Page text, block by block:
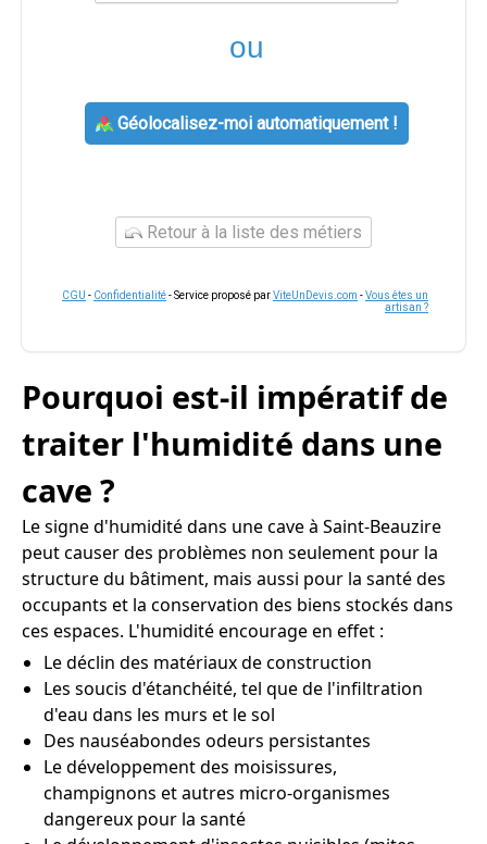
ou
Géolocalisez-moi automatiquement !
Retour à la liste des métiers
CGU - Confidentialité- Service proposé parViteUnDevis.com -Vous êtes un
artisan ?
Pourquoi est-il impératif de
traiter l'humidité dans une
cave ?
Le signe d'humidité dans une cave à Saint-Beauzire
peut causer des problèmes non seulement pour la
structure du bâtiment, mais aussi pour la santé des
occupants et la conservation des biens stockés dans
ces espaces. L'humidité encourage en effet :
Le déclin des matériaux de construction
Les soucis d'étanchéité, tel que de l'infiltration
d'eau dans les murs et le sol
Des nauséabondes odeurs persistantes
Le développement des moisissures,
champignons et autres micro-organismes
dangereux pour la santé